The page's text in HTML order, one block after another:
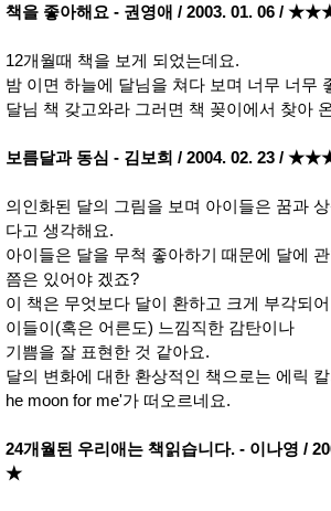
용품
DECO
Pet
Supplies
문 공연/행
책을 좋아해요 - 권영애 / 2003. 01. 06 /
12개월때 책을 보게 되었는데요.
밤 이면 하늘에 달님을 쳐다 보며 너무 너무
달님 책 갖고와라 그러면 책 꽂이에서 찾아
보름달과 동심 - 김보희 / 2004. 02. 23 /
의인화된 달의 그림을 보며 아이들은 꿈과
다고 생각해요.
아이들은 달을 무척 좋아하기 때문에 달에
쯤은 있어야 겠죠?
이 책은 무엇보다 달이 환하고 크게 부각되
이들이(혹은 어른도) 느낌직한 감탄이나
기쁨을 잘 표현한 것 같아요.
달의 변화에 대한 환상적인 책으로는 에릭
he moon for me'가 떠오르네요.
24개월된 우리애는 책읽습니다. - 이나영
★